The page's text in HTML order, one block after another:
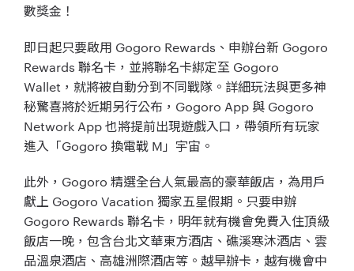
數獎金！
即日起只要啟用 Gogoro Rewards、申辦台新 Gogoro
Rewards 聯名卡，並將聯名卡綁定至 Gogoro
Wallet，就將被自動分到不同戰隊。詳細玩法與更多神
秘驚喜將於近期另行公布，Gogoro App 與 Gogoro
Network App 也將提前出現遊戲入口，帶領所有玩家
進入「Gogoro 換電戰 M」宇宙。
此外，Gogoro 精選全台人氣最高的豪華飯店，為用戶
獻上 Gogoro Vacation 獨家五星假期。只要申辦
Gogoro Rewards 聯名卡，明年就有機會免費入住頂級
飯店一晚，包含台北文華東方酒店、礁溪寒沐酒店、雲
品溫泉酒店、高雄洲際酒店等。越早辦卡，越有機會中